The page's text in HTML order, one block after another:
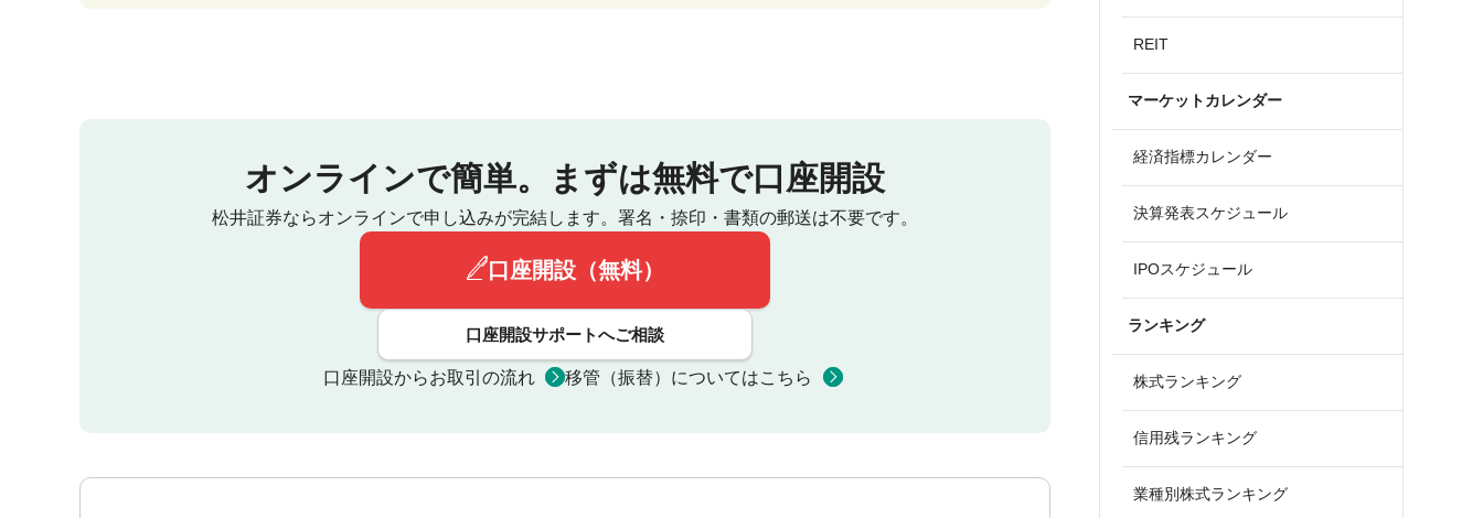
オンラインで簡単。 まずは無料で口座開設
松井証券ならオンラインで申し込みが完結します。 署名・捺印・書類の郵送は不要です。
口座開設（無料）
口座開設サポートへご相談
口座開設からお取引の流れ 移管（振替）についてはこちら
REIT
マーケットカレンダー
経済指標カレンダー
決算発表スケジュール
IPOスケジュール
ランキング
株式ランキング
信用残ランキング
業種別株式ランキング